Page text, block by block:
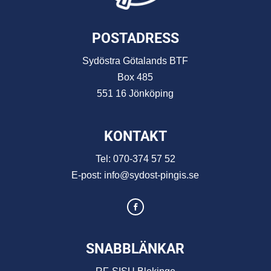
POSTADRESS
Sydöstra Götalands BTF
Box 485
551 16 Jönköping
KONTAKT
Tel: 070-374 57 52
E-post: info@sydost-pingis.se
SNABBLÄNKAR